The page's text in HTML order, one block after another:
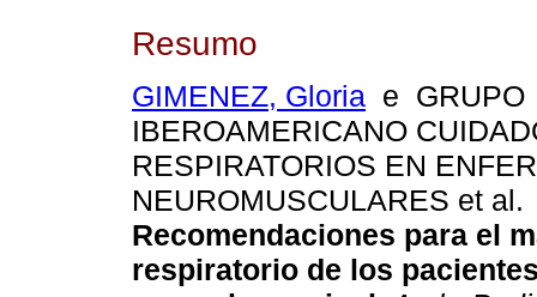
Resumo
GIMENEZ, Gloria e GRUPO
IBEROAMERICANO
RESPIRATORIOS EN
NEUROMUSCULARES et al.
Recomendaciones para el
respiratorio de los